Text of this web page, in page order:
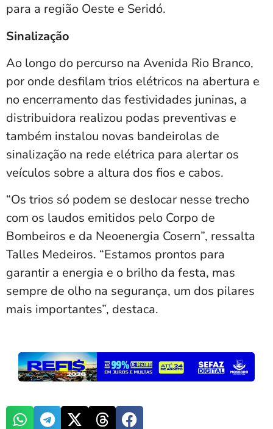
para a região Oeste e Seridó.
Sinalização
Ao longo do percurso na Avenida Rio Branco,
por onde desfilam trios elétricos na abertura e
no encerramento das festividades juninas, a
distribuidora realizou podas preventivas e
também instalou novas bandeirolas de
sinalização na rede elétrica para alertar os
veículos sobre a altura dos fios e cabos.
“Os trios só podem se deslocar nesse trecho
com os laudos emitidos pelo Corpo de
Bombeiros e da Neoenergia Cosern”, ressalta
Talles Medeiros. “Estamos prontos para
garantir a energia e o brilho da festa, mas
sempre de olho na segurança, um dos pilares
mais importantes”, destaca.